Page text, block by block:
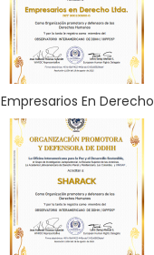
Empresarios En Derecho